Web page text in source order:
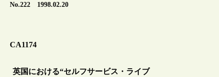
No.222 1998.02.20
CA1174
英国における“セルフサービス・ライブ